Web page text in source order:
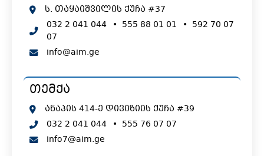
ს. თაყაიშვილის ქუჩა #37
032 2 041 044 • 555 88 01 01 • 592 70 07
07
info@aim.ge
თემქა
ანაპის 414-ე დივიზიის ქუჩა #39
032 2 041 044 • 555 76 07 07
info7@aim.ge